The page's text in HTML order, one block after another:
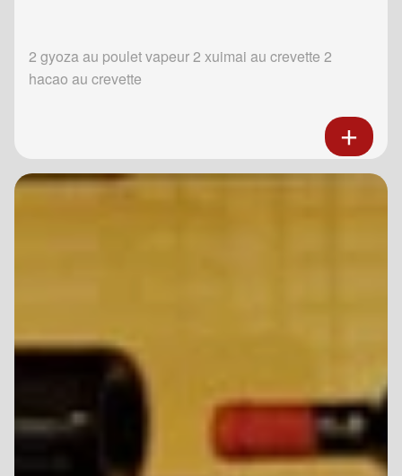
2 gyoza au poulet vapeur 2 xuimai au crevette 2
hacao au crevette